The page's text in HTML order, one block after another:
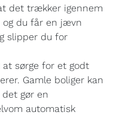
det trækker igennem
og du får en jævn
slipper du for
sørge for et godt
Gamle boliger kan
gør en
automatisk